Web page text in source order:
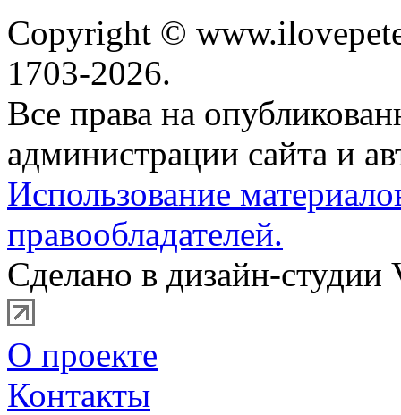
Copyright ©
1703-2026.
Все права на
администрации сайта и
Использование
правообладателей.
Сделано в дизайн-студии
О проекте
Контакты